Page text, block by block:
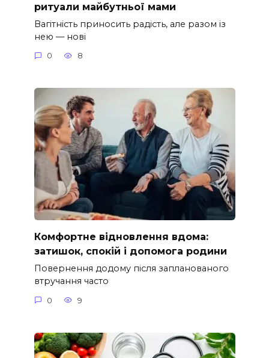
ритуали майбутньої мами
Вагітність приносить радість, але разом із
нею — нові
0 8
Комфортне відновлення вдома:
затишок, спокій і допомога родини
Повернення додому після запланованого
втручання часто
0 9